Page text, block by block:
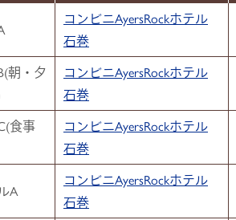
コンビニAyersRockホテル
石巻
朝・夕
コンビニAyersRockホテル
石巻
食事
コンビニAyersRockホテル
石巻
A
コンビニAyersRockホテル
石巻